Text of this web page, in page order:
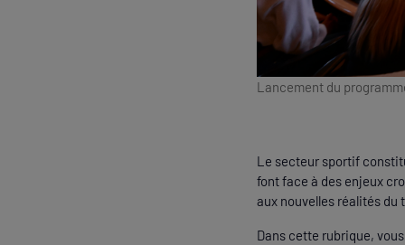
Lancement du
Le secteur sportif
font face à des enjeux
aux nouvelles réalités du
Dans cette rubrique,